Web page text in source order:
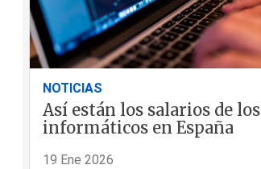
NOTICIAS
Así están los salarios de los
informáticos en España
19 Ene 2026